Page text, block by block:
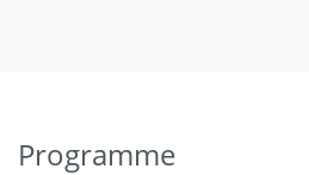
Programme